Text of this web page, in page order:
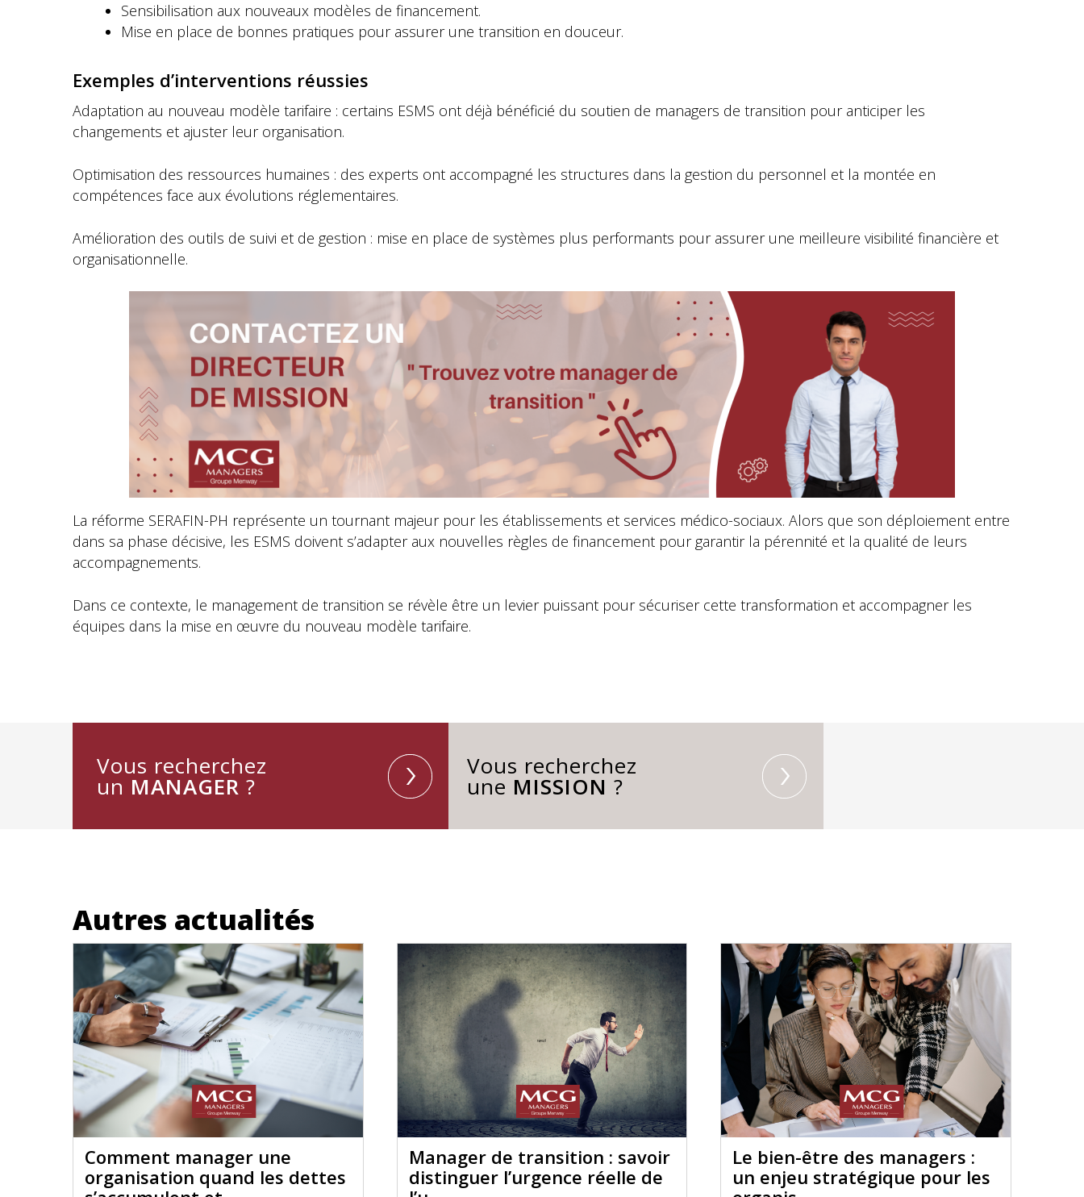
Sensibilisation aux nouveaux modèles de financement.
Mise en place de bonnes pratiques pour assurer une transition en douceur.
Exemples d’interventions réussies
Adaptation au nouveau modèle tarifaire : certains ESMS ont déjà bénéficié du soutien de managers de transition pour anticiper les
changements et ajuster leur organisation.
Optimisation des ressources humaines : des experts ont accompagné les structures dans la gestion du personnel et la montée en
compétences face aux évolutions réglementaires.
Amélioration des outils de suivi et de gestion : mise en place de systèmes plus performants pour assurer une meilleure visibilité financière et
organisationnelle.
La réforme SERAFIN-PH représente un tournant majeur pour les établissements et services médico-sociaux. Alors que son déploiement entre
dans sa phase décisive, les ESMS doivent s’adapter aux nouvelles règles de financement pour garantir la pérennité et la qualité de leurs
accompagnements.
Dans ce contexte, le management de transition se révèle être un levier puissant pour sécuriser cette transformation et accompagner les
équipes dans la mise en œuvre du nouveau modèle tarifaire.
Vous recherchez
un MANAGER ?
Vous recherchez
une MISSION ?
Autres actualités
Comment manager une
organisation quand les dettes
Manager de transition : savoir
distinguer l’urgence réelle de
Le bien-être des managers :
un enjeu stratégique pour les